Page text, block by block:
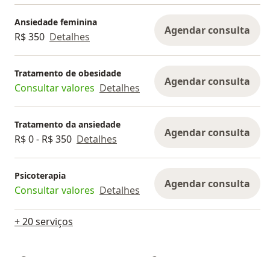
Ansiedade feminina
R$ 350 Detalhes Agendar consulta
Tratamento de obesidade
Consultar valores Detalhes Agendar consulta
Tratamento da ansiedade
R$ 0 - R$ 350 Detalhes Agendar consulta
Psicoterapia
Consultar valores Detalhes Agendar consulta
+ 20 serviços